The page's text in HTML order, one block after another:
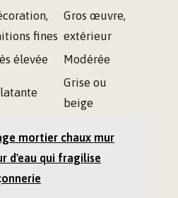
fines
Gros œuvre,
extérieur
élevée Modérée
Grise ou
beige
mortier chaux mur
d'eau qui fragilise